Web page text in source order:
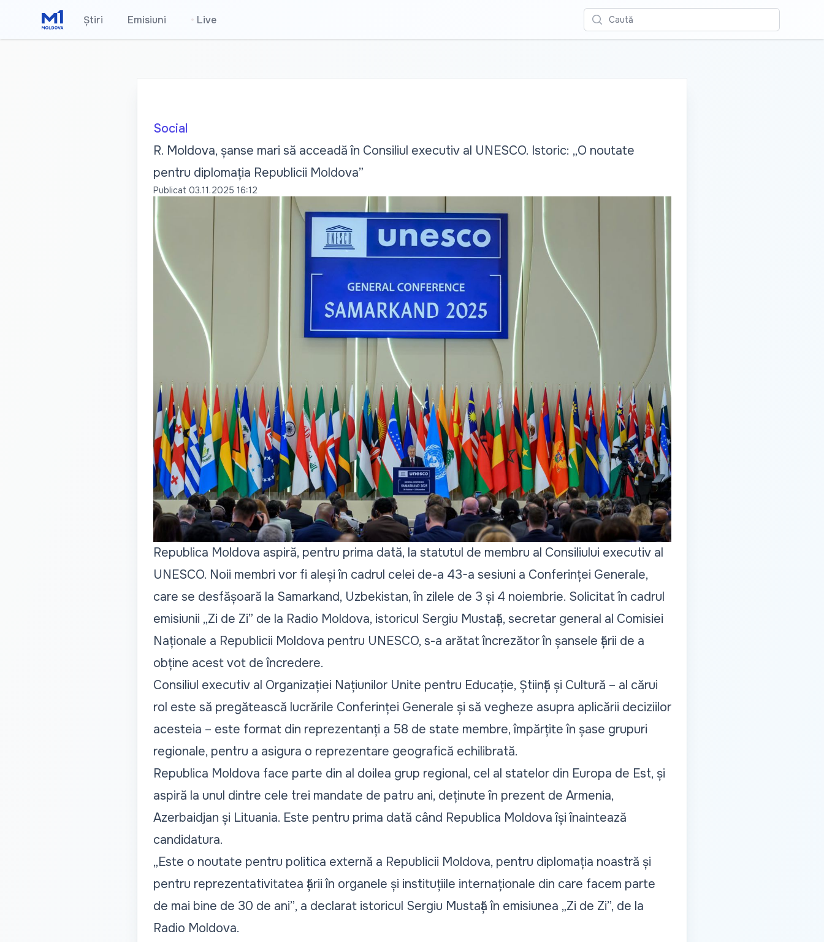
Știri Emisiuni • Live Caută
Social
R. Moldova, șanse mari să acceadă în Consiliul executiv al UNESCO. Istoric: „O noutate
pentru diplomația Republicii Moldova”
Publicat 03.11.2025 16:12
Republica Moldova aspiră, pentru prima dată, la statutul de membru al Consiliului executiv al
UNESCO. Noii membri vor fi aleși în cadrul celei de-a 43-a sesiuni a Conferinței Generale,
care se desfășoară la Samarkand, Uzbekistan, în zilele de 3 și 4 noiembrie. Solicitat în cadrul
emisiunii „Zi de Zi” de la Radio Moldova, istoricul Sergiu Mustață, secretar general al Comisiei
Naționale a Republicii Moldova pentru UNESCO, s-a arătat încrezător în șansele țării de a
obține acest vot de încredere.
Consiliul executiv al Organizației Națiunilor Unite pentru Educație, Știință și Cultură – al cărui
rol este să pregătească lucrările Conferinței Generale și să vegheze asupra aplicării deciziilor
acesteia – este format din reprezentanți a 58 de state membre, împărțite în șase grupuri
regionale, pentru a asigura o reprezentare geografică echilibrată.
Republica Moldova face parte din al doilea grup regional, cel al statelor din Europa de Est, și
aspiră la unul dintre cele trei mandate de patru ani, deținute în prezent de Armenia,
Azerbaidjan și Lituania. Este pentru prima dată când Republica Moldova își înaintează
candidatura.
„Este o noutate pentru politica externă a Republicii Moldova, pentru diplomația noastră și
pentru reprezentativitatea țării în organele și instituțiile internaționale din care facem parte
de mai bine de 30 de ani”, a declarat istoricul Sergiu Mustață în emisiunea „Zi de Zi”, de la
Radio Moldova.